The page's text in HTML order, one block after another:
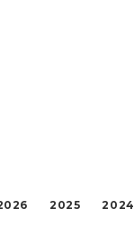
2025 2024